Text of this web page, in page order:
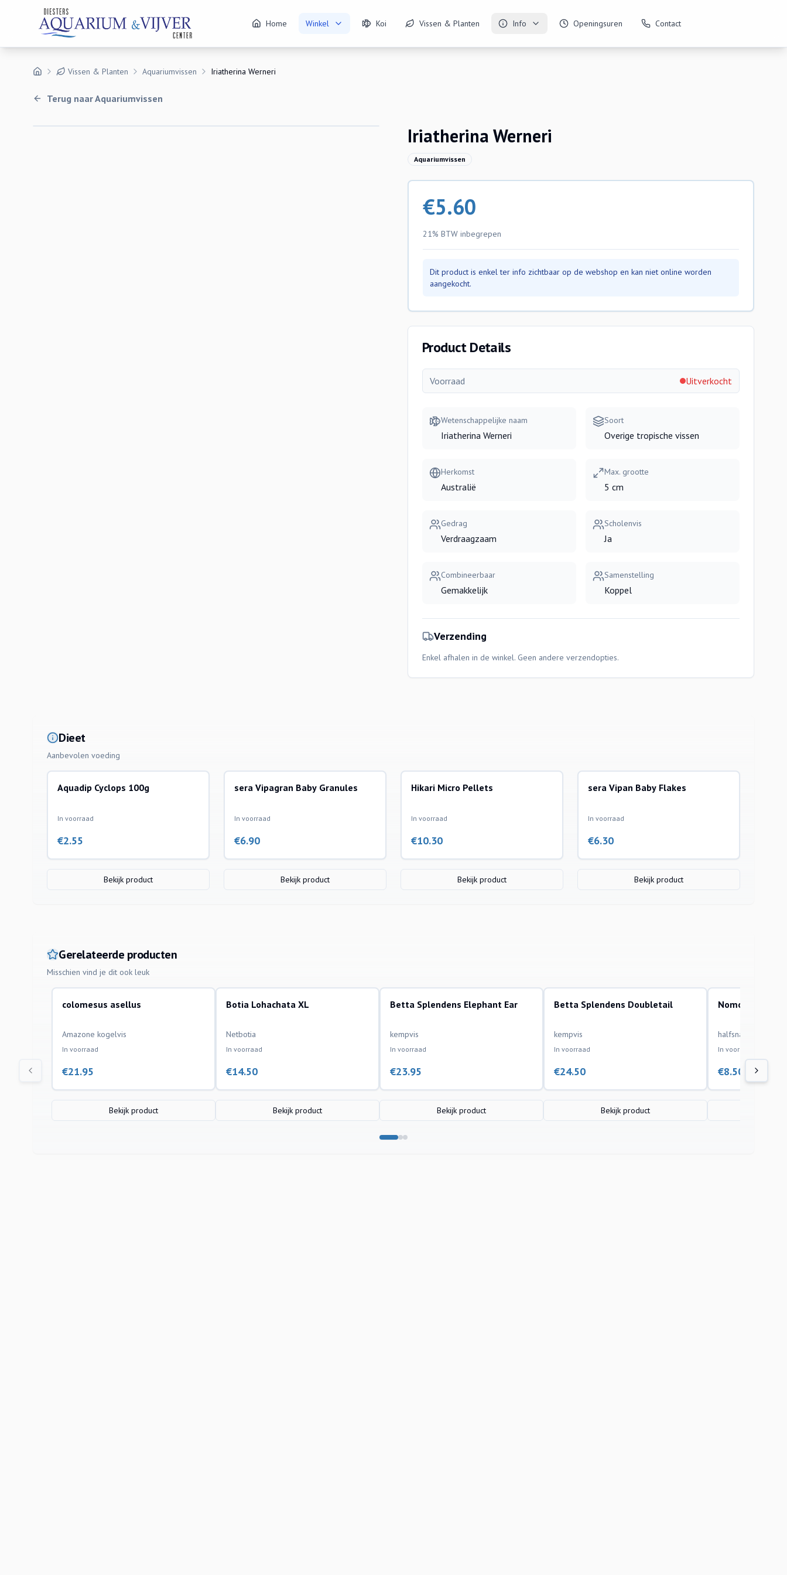
Home Winkel Koi Vissen & Planten Info Openingsuren Contact
Vissen & Planten Aquariumvissen Iriatherina Werneri
Terug naarAquariumvissen
Iriatherina Werneri
Aquariumvissen
€5.60
21% BTW inbegrepen
Dit product is enkel ter info zichtbaar op de webshop en kan niet online worden
aangekocht.
Product Details
Voorraad Uitverkocht
Wetenschappelijke naam
Iriatherina Werneri
Soort
Overige tropische vissen
Herkomst
Australië
Max. grootte
5 cm
Gedrag
Verdraagzaam
Scholenvis
Ja
Combineerbaar
Gemakkelijk
Samenstelling
Koppel
Verzending
Enkel afhalen in de winkel. Geen andere verzendopties.
Dieet
Aanbevolen voeding
Aquadip Cyclops 100g
In voorraad
€2.55
Bekijk product
sera Vipagran Baby Granules
In voorraad
€6.90
Bekijk product
Hikari Micro Pellets
In voorraad
€10.30
Bekijk product
sera Vipan Baby Flakes
In voorraad
€6.30
Bekijk product
Gerelateerde producten
Misschien vind je dit ook leuk
aquariumvissen
colomesus asellus
Amazone kogelvis
In voorraad
€21.95
Bekijk product
aquariumvissen
Botia Lohachata XL
Netbotia
In voorraad
€14.50
Bekijk product
aquariumvissen
Betta Splendens Elephant Ear
kempvis
In voorraad
€23.95
Bekijk product
aquariumvissen
Betta Splendens Doubletail
kempvis
In voorraad
€24.50
Bekijk product
aquariumvissen
halfsnavelbek
In voorraad
€8.50